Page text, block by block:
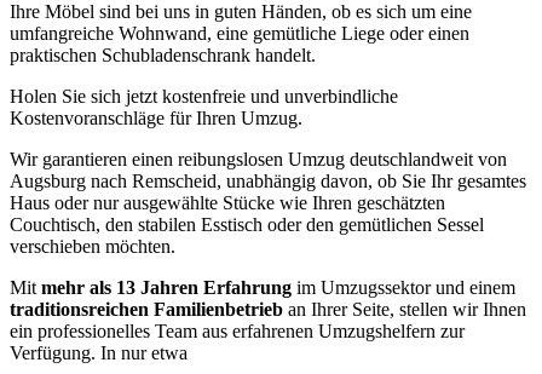
Ihre Möbel sind bei uns in guten Händen, ob es sich um eine
umfangreiche Wohnwand, eine gemütliche Liege oder einen
praktischen Schubladenschrank handelt.
Holen Sie sich jetzt kostenfreie und unverbindliche
Kostenvoranschläge für Ihren Umzug.
Wir garantieren einen reibungslosen Umzug deutschlandweit von
Augsburg nach Remscheid, unabhängig davon, ob Sie Ihr gesamtes
Haus oder nur ausgewählte Stücke wie Ihren geschätzten
Couchtisch, den stabilen Esstisch oder den gemütlichen Sessel
verschieben möchten.
Mit mehr als 13 Jahren Erfahrung im Umzugssektor und einem
traditionsreichen Familienbetrieb an Ihrer Seite, stellen wir Ihnen
ein professionelles Team aus erfahrenen Umzugshelfern zur
Verfügung. In nur etwa